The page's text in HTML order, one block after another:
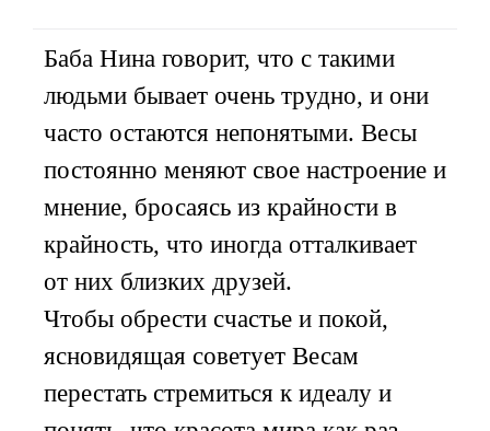
Баба Нина говорит, что с такими
людьми бывает очень трудно, и они
часто остаются непонятыми. Весы
постоянно меняют свое настроение и
мнение, бросаясь из крайности в
крайность, что иногда отталкивает
от них близких друзей.
Чтобы обрести счастье и покой,
ясновидящая советует Весам
перестать стремиться к идеалу и